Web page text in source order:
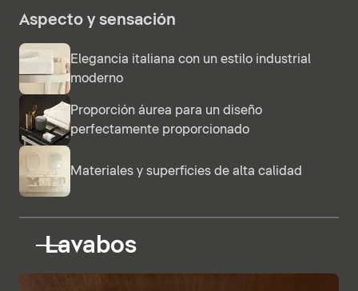
Aspecto y sensación
Elegancia italiana con un estilo industrial
moderno
Proporción áurea para un diseño
perfectamente proporcionado
Materiales y superficies de alta calidad
Lavabos